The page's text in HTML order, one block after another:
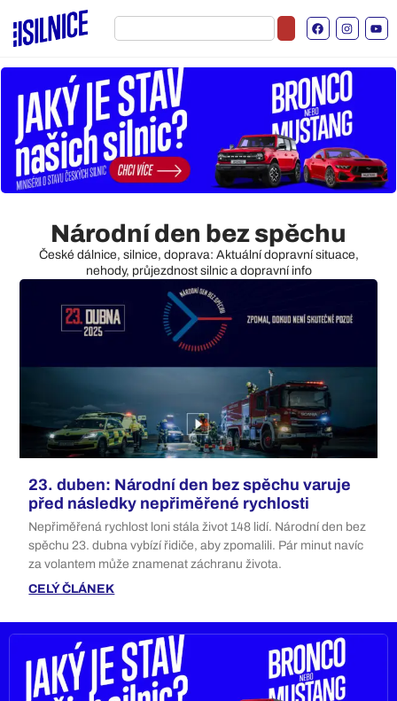
Národní den bez spěchu
České dálnice, silnice, doprava: Aktuální dopravní situace,
nehody, průjezdnost silnic a dopravní info
23. duben: Národní den bez spěchu varuje
před následky nepřiměřené rychlosti
Nepřiměřená rychlost loni stála život 148 lidí. Národní den bez
spěchu 23. dubna vybízí řidiče, aby zpomalili. Pár minut navíc
za volantem může znamenat záchranu života.
CELÝ ČLÁNEK